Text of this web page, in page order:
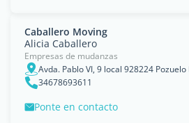
Caballero Moving
Alicia Caballero
Empresas de mudanzas
Avda. Pablo VI, 9 local 928224
34678693611
Ponte en contacto